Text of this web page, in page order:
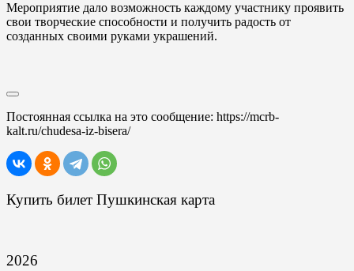
Мероприятие дало возможность каждому участнику проявить
свои творческие способности и получить радость от
созданных своими руками украшений.
Постоянная ссылка на это сообщение: https://mcrb-
kalt.ru/chudesa-iz-bisera/
Купить билет Пушкинская карта
2026